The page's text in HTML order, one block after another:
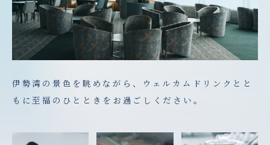
伊勢湾の景色を眺めながら、ウェルカムドリンクとと
もに至福のひとときをお過ごしください。